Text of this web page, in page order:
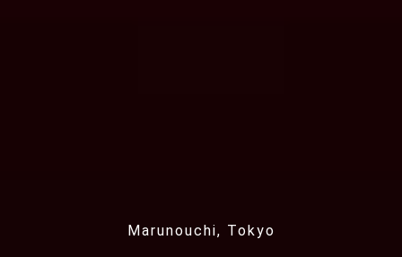
Marunouchi, Tokyo